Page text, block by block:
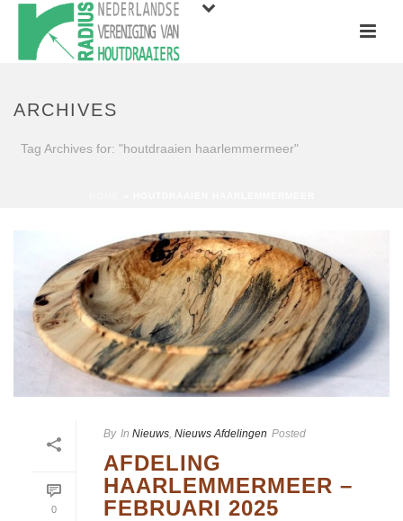
ARCHIVES
Tag Archives for: "houtdraaien haarlemmermeer"
0
By In Nieuws Nieuws Afdelingen Posted
AFDELING
HAARLEMMERMEER –
FEBRUARI 2025